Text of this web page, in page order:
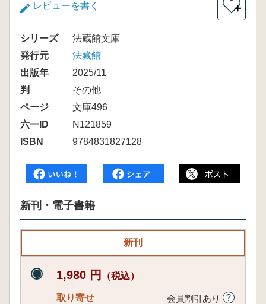
レビューを書く ＋
シリーズ
法蔵館文庫
発行元
法藏館
出版年
2025/11
判
その他
ページ
文庫496
六一ID
N121859
ISBN
9784831827128
新刊・電子書籍
新刊
1,980 円 （税込）
取り寄せ 会員割引あり